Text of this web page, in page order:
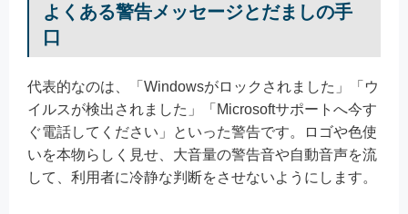
よくある警告メッセージとだましの手
口
代表的なのは、「Windowsがロックされました」「ウ
イルスが検出されました」「Microsoftサポートへ今す
ぐ電話してください」といった警告です。ロゴや色使
いを本物らしく見せ、大音量の警告音や自動音声を流
して、利用者に冷静な判断をさせないようにします。